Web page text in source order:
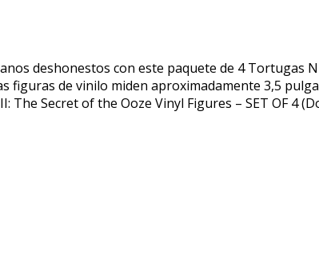
deshonestos con este paquete de 4 Tortugas
figuras de vinilo miden aproximadamente 3,5
The Secret of the Ooze Vinyl Figures – SET OF 4